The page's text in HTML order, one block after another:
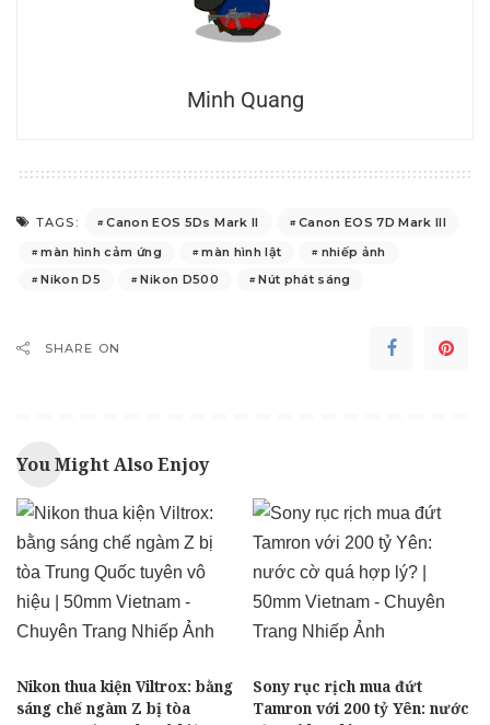
Minh Quang
TAGS: Canon EOS 5Ds Mark II
Canon EOS 7D Mark III
màn hình cảm ứng
màn hình lật
nhiếp ảnh
Nikon D5
Nikon D500 Nút phát sáng
SHARE ON
You Might Also Enjoy
Nikon thua kiện Viltrox: bằng
sáng chế ngàm Z bị tòa
Sony rục rịch mua đứt
Tamron với 200 tỷ Yên: nước